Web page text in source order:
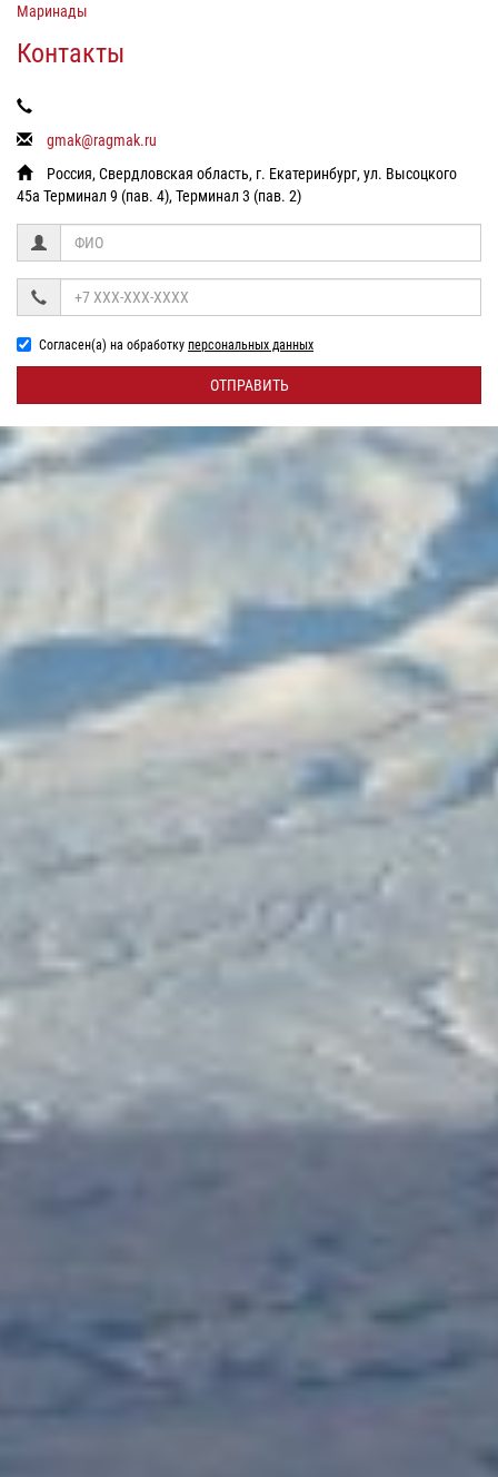
Маринады
Контакты
gmak@ragmak.ru
Россия, Свердловская область, г. Екатеринбург, ул. Высоцкого
45а Терминал 9 (пав. 4), Терминал 3 (пав. 2)
Согласен(а) на обработку персональных данных
ОТПРАВИТЬ